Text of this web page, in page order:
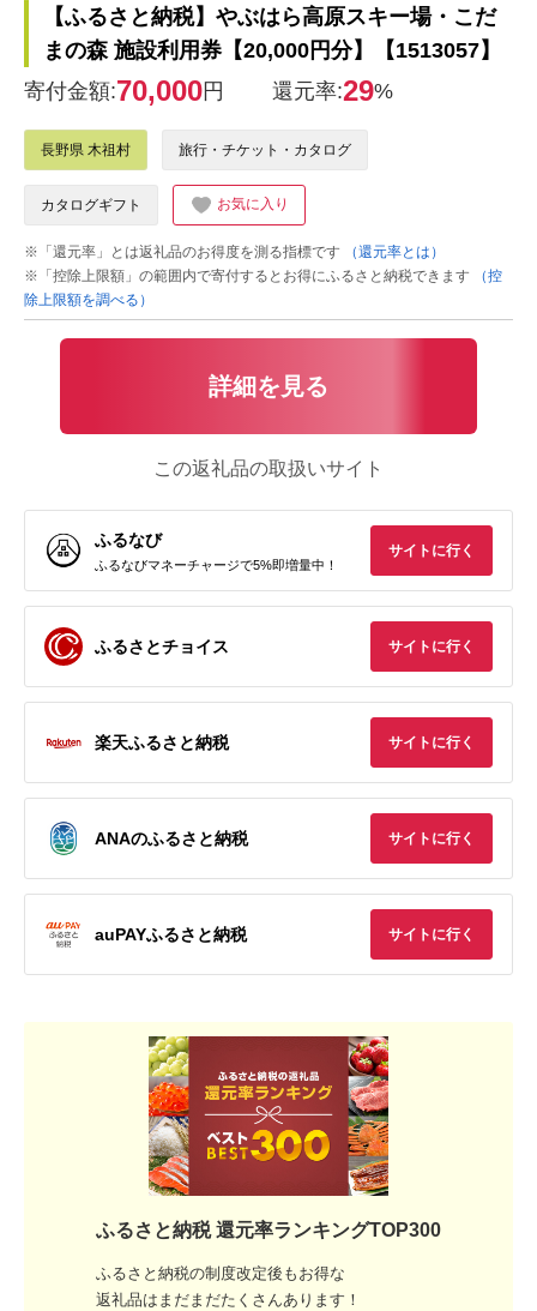
【ふるさと納税】やぶはら高原スキー場・こだ
まの森 施設利用券【20,000円分】【1513057】
寄付金額:70,000円 還元率:29%
長野県 木祖村 旅行・チケット・カタログ
カタログギフト お気に入り
※「還元率」とは返礼品のお得度を測る指標です
（還元率とは）
※「控除上限額」の範囲内で寄付するとお得にふるさと納税できます
（控
除上限額を調べる）
詳細を見る
この返礼品の取扱いサイト
ふるなび
ふるなびマネーチャージで5%即増量中！
サイトに行く
ふるさとチョイス サイトに行く
楽天ふるさと納税 サイトに行く
ANAのふるさと納税 サイトに行く
auPAYふるさと納税 サイトに行く
ふるさと納税 還元率ランキングTOP300
ふるさと納税の制度改定後もお得な
返礼品はまだまだたくさんあります！